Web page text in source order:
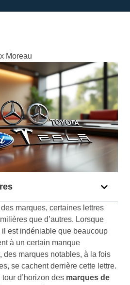
Moreau
marques, certaines lettres
que d’autres. Lorsque
il est indéniable que beaucoup
à un certain manque
des marques notables, à la fois
se cachent derrière cette lettre.
d’horizon des marques de